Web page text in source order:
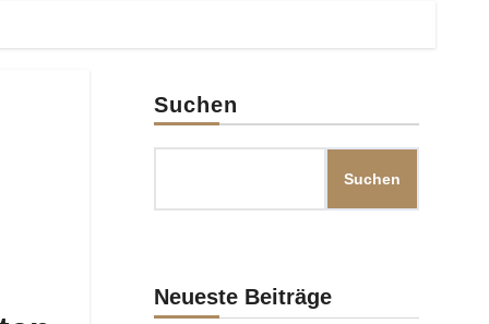
Suchen
Suchen
Neueste Beiträge